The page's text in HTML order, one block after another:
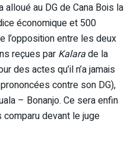
au DG de Cana Bois la
économique et 500
l’opposition entre les deux
reçues par Kalarade la
des actes qu’il n’a jamais
contre son DG),
– Bonanjo. Ce sera enfin
comparu devant le juge